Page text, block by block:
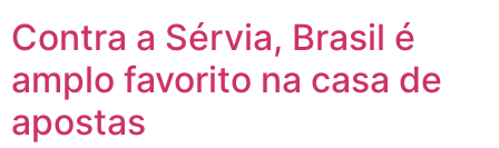
Contra a Sérvia, Brasil é
amplo favorito na casa de
apostas